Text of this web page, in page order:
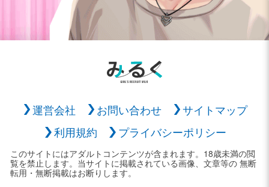
運営会社 お問い合わせ
サイトマップ
利用規約
プライバシーポリシー
このサイトにはアダルトコンテンツが含まれます。18歳未満の閲
覧を禁止します。当サイトに掲載されている画像、文章等の 無断
転用・無断掲載はお断りします。